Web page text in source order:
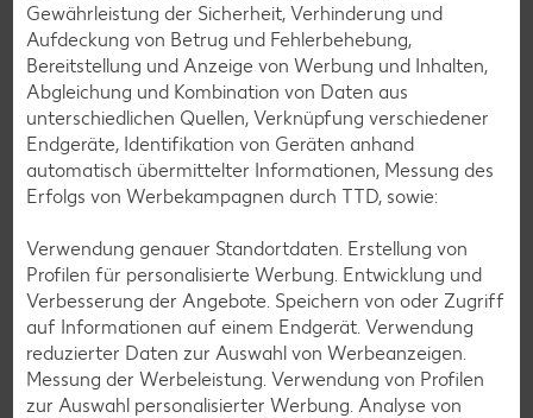
Schweineschnitzel
Das Schweineschnitzel wird überwiegend aus der Keule,
manchmal auch aus dem Rücken des Schweins
entnommen. Vor dem Braten wird es platt geklopft.
Gewährleistung der Sicherheit, Verhinderung und
Aufdeckung von Betrug und Fehlerbehebung,
Bereitstellung und Anzeige von Werbung und Inhalten,
Abgleichung und Kombination von Daten aus
unterschiedlichen Quellen, Verknüpfung verschiedener
Endgeräte, Identifikation von Geräten anhand
automatisch übermittelter Informationen, Messung des
Erfolgs von Werbekampagnen durch TTD, sowie:
Verwendung genauer Standortdaten. Erstellung von
Profilen für personalisierte Werbung. Entwicklung und
Verbesserung der Angebote. Speichern von oder Zugriff
auf Informationen auf einem Endgerät. Verwendung
reduzierter Daten zur Auswahl von Werbeanzeigen.
Messung der Werbeleistung. Verwendung von Profilen
zur Auswahl personalisierter Werbung. Analyse von